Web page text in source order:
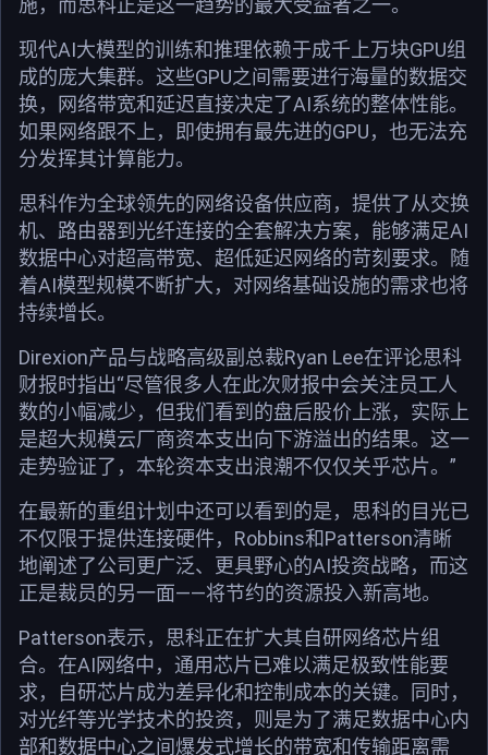
施，而思科正是这一趋势的最大受益者之一。
现代AI大模型的训练和推理依赖于成千上万块GPU组
成的庞大集群。这些GPU之间需要进行海量的数据交
换，网络带宽和延迟直接决定了AI系统的整体性能。
如果网络跟不上，即使拥有最先进的GPU，也无法充
分发挥其计算能力。
思科作为全球领先的网络设备供应商，提供了从交换
机、路由器到光纤连接的全套解决方案，能够满足AI
数据中心对超高带宽、超低延迟网络的苛刻要求。随
着AI模型规模不断扩大，对网络基础设施的需求也将
持续增长。
Direxion产品与战略高级副总裁Ryan Lee在评论思科
财报时指出“尽管很多人在此次财报中会关注员工人
数的小幅减少，但我们看到的盘后股价上涨，实际上
是超大规模云厂商资本支出向下游溢出的结果。这一
走势验证了，本轮资本支出浪潮不仅仅关乎芯片。”
在最新的重组计划中还可以看到的是，思科的目光已
不仅限于提供连接硬件，Robbins和Patterson清晰
地阐述了公司更广泛、更具野心的AI投资战略，而这
正是裁员的另一面——将节约的资源投入新高地。
Patterson表示，思科正在扩大其自研网络芯片组
合。在AI网络中，通用芯片已难以满足极致性能要
求，自研芯片成为差异化和控制成本的关键。同时，
对光纤等光学技术的投资，则是为了满足数据中心内
部和数据中心之间爆发式增长的带宽和传输距离需